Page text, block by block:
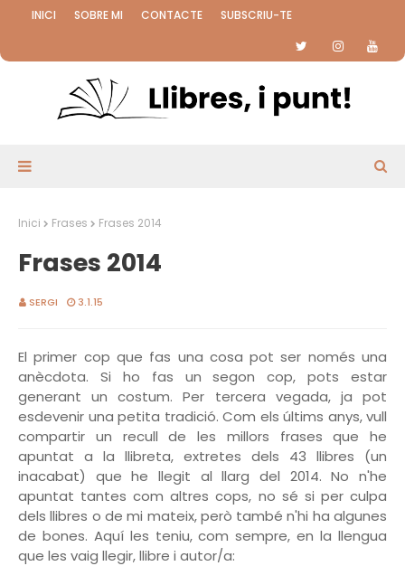
INICI SOBRE MI CONTACTE SUBSCRIU-TE
Inici Frases Frases 2014
Frases 2014
SERGI 3.1.15
El primer cop que fas una cosa pot ser només una
anècdota. Si ho fas un segon cop, pots estar
generant un costum. Per tercera vegada, ja pot
esdevenir una petita tradició. Com els últims anys, vull
compartir un recull de les millors frases que he
apuntat a la llibreta, extretes dels 43 llibres (un
inacabat) que he llegit al llarg del 2014. No n'he
apuntat tantes com altres cops, no sé si per culpa
dels llibres o de mi mateix, però també n'hi ha algunes
de bones. Aquí les teniu, com sempre, en la llengua
que les vaig llegir, llibre i autor/a: